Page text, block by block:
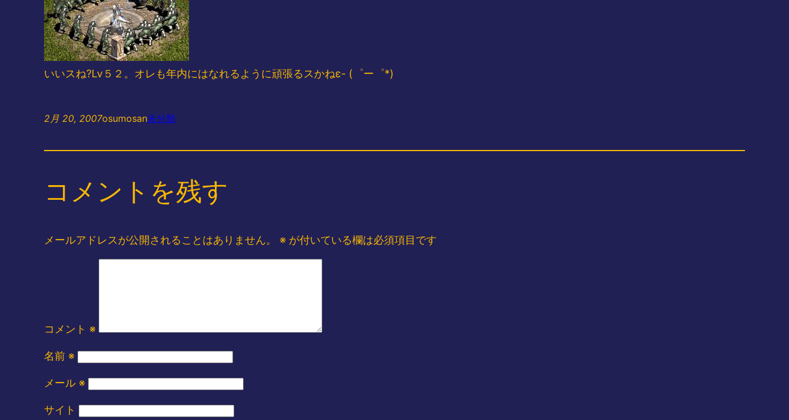
いいスね?Lv５２。オレも年内にはなれるように頑張るスかねε- (゜ー゜*)
2月 20, 2007osumosan未分類
コメントを残す
メールアドレスが公開されることはありません。 ※ が付いている欄は必須項目です
コメント ※
名前 ※
メール ※
サイト